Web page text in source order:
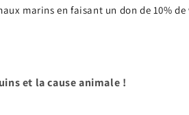
marins en faisant un don de 10% de
et la cause animale !